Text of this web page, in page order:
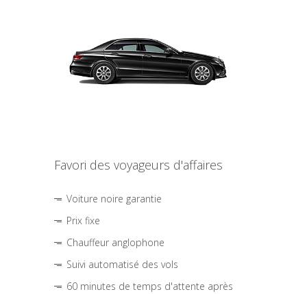
Favori des voyageurs d'affaires
Voiture noire garantie
Prix fixe
Chauffeur anglophone
Suivi automatisé des vols
60 minutes de temps d'attente après